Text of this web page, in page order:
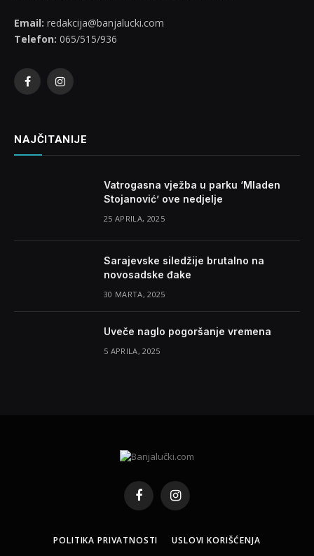
Email: redakcija@banjalucki.com
Telefon: 065/515/936
FacebookInstagram
NAJČITANIJE
Vatrogasna vježba u parku ‘Mladen
Stojanović’ ove nedjelje
25 APRILA, 2025
Sarajevske siledžije brutalno na
novosadske đake
30 MARTA, 2025
Uveče naglo pogoršanje vremena
5 APRILA, 2025
FacebookInstagram
POLITIKA PRIVATNOSTI USLOVI KORIŠĆENJA